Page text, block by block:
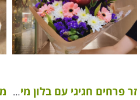
זר פרחים חגיגי עם בלון מיילר ל”נסיכה נולדה”